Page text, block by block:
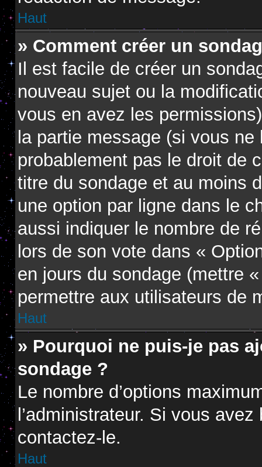
Haut
» Comment créer un
Il est facile de créer un
nouveau sujet ou la
vous en avez les
la partie message (si vous
probablement pas le droit de
titre du sondage et au moins
une option par ligne dans le
aussi indiquer le nombre de
lors de son vote dans «
en jours du sondage (mettre
permettre aux utilisateurs de
Haut
» Pourquoi ne puis-je pas
sondage ?
Le nombre d’options
l’administrateur. Si vous
contactez-le.
Haut